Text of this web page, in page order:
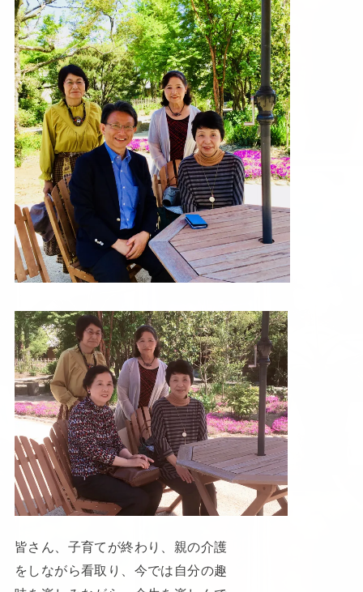
皆さん、子育てが終わり、親の介護
をしながら看取り、今では自分の趣